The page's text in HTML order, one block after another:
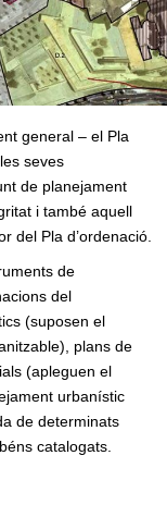
general – el Pla
seves
de planejament
i també aquell
del Pla d’ordenació.
de
del
(suposen el
, plans de
(apleguen el
urbanístic
de determinats
catalogats.